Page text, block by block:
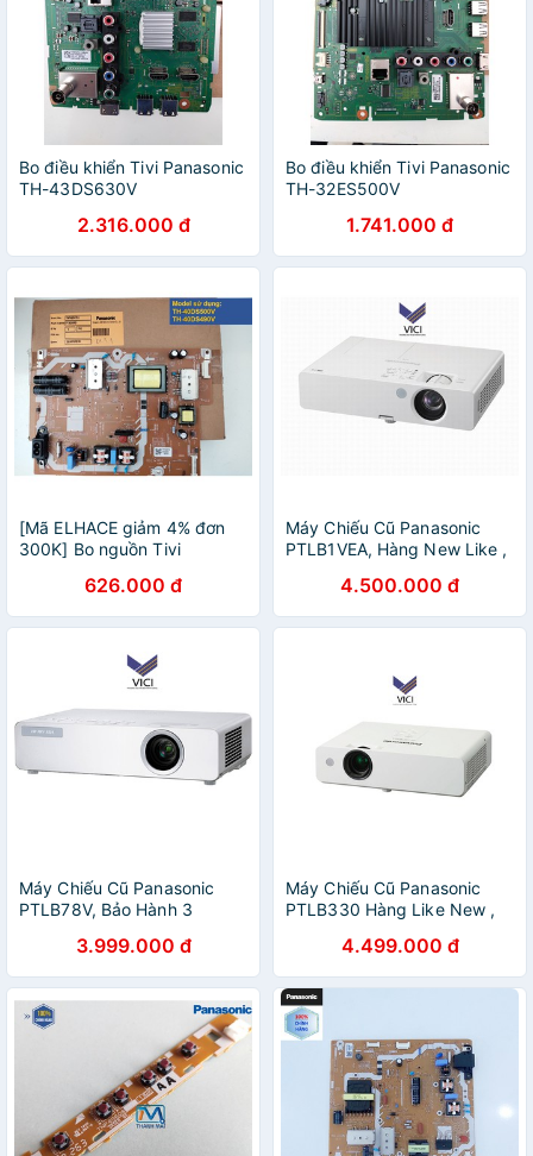
Bo điều khiển Tivi Panasonic
TH-43DS630V
2.316.000 đ
Bo điều khiển Tivi Panasonic
TH-32ES500V
1.741.000 đ
[Mã ELHACE giảm 4% đơn
300K] Bo nguồn Tivi
40DS490V626.000 đ
Máy Chiếu Cũ Panasonic
PTLB1VEA, Hàng New Like ,
4.500.000 đ
Máy Chiếu Cũ Panasonic
PTLB78V, Bảo Hành 3
3.999.000 đ
Máy Chiếu Cũ Panasonic
PTLB330 Hàng Like New ,
4.499.000 đ